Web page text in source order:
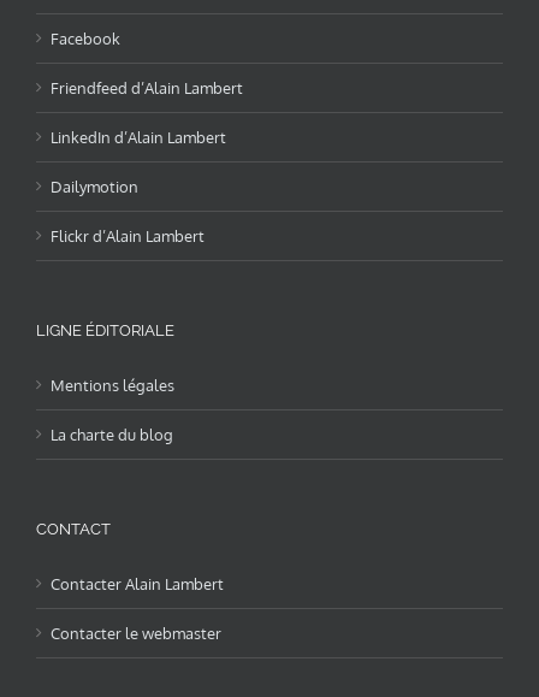
Facebook
Friendfeed d’Alain Lambert
LinkedIn d’Alain Lambert
Dailymotion
Flickr d’Alain Lambert
LIGNE ÉDITORIALE
Mentions légales
La charte du blog
CONTACT
Contacter Alain Lambert
Contacter le webmaster